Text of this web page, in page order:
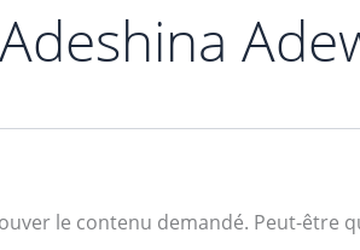
le contenu demandé. Peut-être